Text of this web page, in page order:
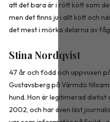
att det bara är i rött kött som
men det finns ju i allt kött och
det mest i mörka delarna av
Stina Nordqvist
47 år och född och uppvuxen
Gustavsberg på Värmdö
hund. Hon är legitimerad dietist
2002, och har även läst